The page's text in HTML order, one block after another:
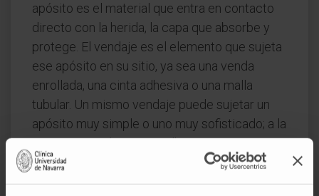
apósito es el material que entra en contacto
directo con la herida, la capa que absorbe y
protege. El vendaje es el elemento que sujeta
ese apósito en su sitio, ya sea una venda
enrollada, una cinta adhesiva o una malla
tubular. Un mismo vendaje puede sujetar un
apósito muy simple o uno muy sofisticado; a la
inversa, un apósito autoadhesivo a veces no
necesita vendaje alguno para mantenerse en
su lugar.